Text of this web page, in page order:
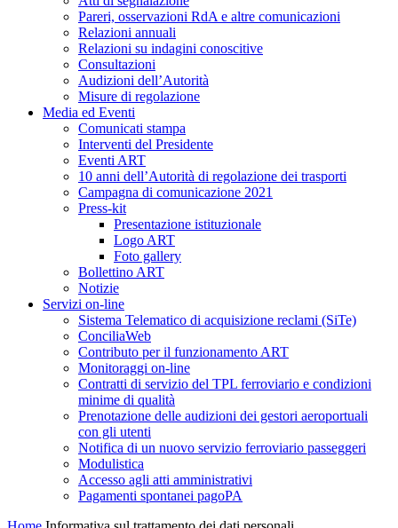
Pareri, osservazioni RdA e altre comunicazioni
Relazioni annuali
Relazioni su indagini conoscitive
Consultazioni
Audizioni dell’Autorità
Misure di regolazione
Media ed Eventi
Comunicati stampa
Interventi del Presidente
Eventi ART
10 anni dell’Autorità di regolazione dei trasporti
Campagna di comunicazione 2021
Press-kit
Presentazione istituzionale
Logo ART
Foto gallery
Bollettino ART
Notizie
Servizi on-line
Sistema Telematico di acquisizione reclami (SiTe)
ConciliaWeb
Contributo per il funzionamento ART
Monitoraggi on-line
Contratti di servizio del TPL ferroviario e condizioni
minime di qualità
Prenotazione delle audizioni dei gestori aeroportuali
con gli utenti
Notifica di un nuovo servizio ferroviario passeggeri
Modulistica
Accesso agli atti amministrativi
Pagamenti spontanei pagoPA